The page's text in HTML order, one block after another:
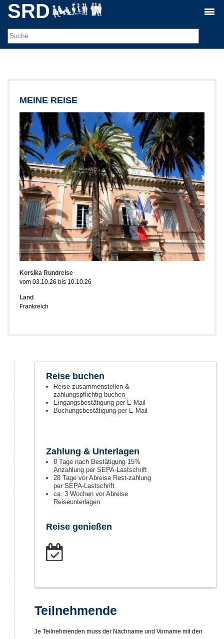
SRD
MEINE REISE
Korsika Rundreise
vom 03.10.26 bis 10.10.26
Land
Frankreich
Reise buchen
Reise zusammenstellen &
zahlungspflichtig buchen
Eingangsbestätigung per E-Mail
Buchungsbestätigung per E-Mail
Zahlung & Unterlagen
8 Tage nach Bestätigung 15%
Anzahlung per SEPA-Lastschrift
28 Tage vor Abreise Rest-zahlung
per SEPA-Lastschrift
ca. 3 Wochen vor Abreise
Reiseunterlagen
Reise genießen
Teilnehmende
Je Teilnehmenden muss der Nachname und Vorname mit den